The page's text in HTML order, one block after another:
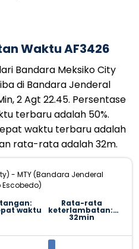
Waktu AF3426
Bandara Meksiko City
di Bandara Jenderal
2 Agt 22.45. Persentase
terbaru adalah 50%.
waktu terbaru adalah
rata-rata adalah 32m.
- MTY (Bandara Jenderal
waktu
Rata-rata
keterlambatan:
32min